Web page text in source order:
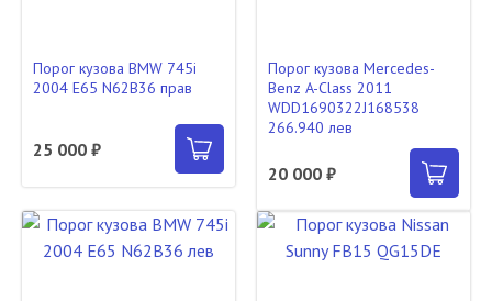
Порог кузова BMW 745i
2004 E65 N62B36 прав
25 000 ₽
Порог кузова Mercedes-
Benz A-Class 2011
WDD1690322J168538
266.940 лев
20 000 ₽